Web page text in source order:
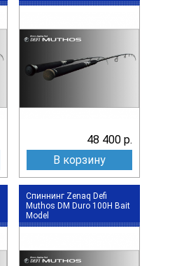
48 400 р.
В корзину
Спиннинг Zenaq Defi
Muthos DM Duro 100H Bait
Model